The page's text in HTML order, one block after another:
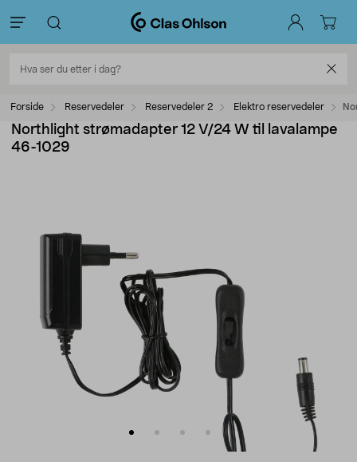
Forside Reservedeler Reservedeler 2 Elektro reservedeler
Northlight strømadapter 12 V/24 W til lavalampe
46-1029